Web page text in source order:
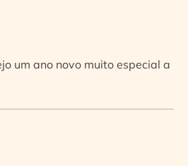
um ano novo muito especial a